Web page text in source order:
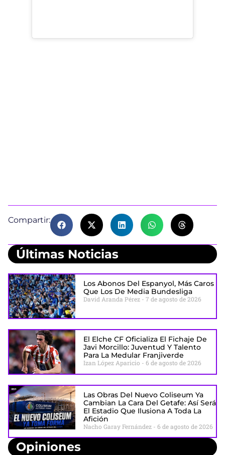
Compartir:
Últimas Noticias
Los Abonos Del Espanyol, Más Caros
Que Los De Media Bundesliga
David Aranda Pérez 7 de agosto de 2026
El Elche CF Oficializa El Fichaje De
Javi Morcillo: Juventud Y Talento
Para La Medular Franjiverde
Izan López Aparicio 6 de agosto de 2026
Las Obras Del Nuevo Coliseum Ya
Cambian La Cara Del Getafe: Así Será
El Estadio Que Ilusiona A Toda La
Afición
Nacho Garay Fernández 6 de agosto de 2026
Opiniones